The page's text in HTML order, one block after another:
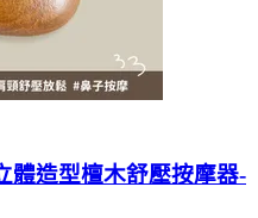
體造型檀木舒壓按摩器-